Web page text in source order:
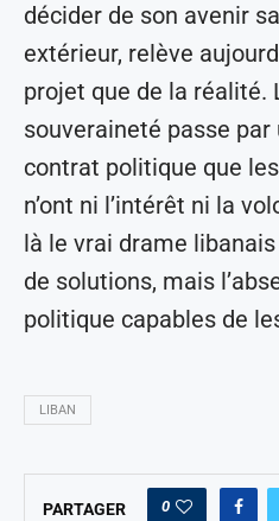
décider de son avenir
extérieur, relève
projet que de la réalité.
souveraineté passe
contrat politique que
n’ont ni l’intérêt ni la
là le vrai drame libanais
de solutions, mais
politique capables de
LIBAN
PARTAGER 0